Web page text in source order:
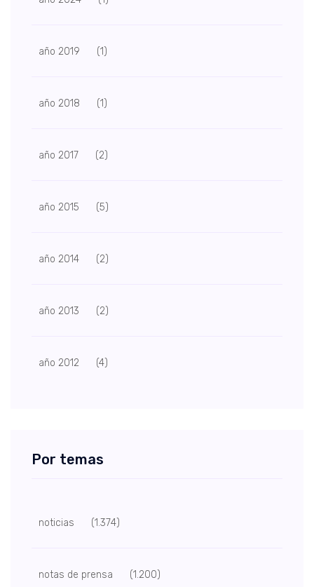
año 2019 (1)
año 2018 (1)
año 2017 (2)
año 2015 (5)
año 2014 (2)
año 2013 (2)
año 2012 (4)
Por temas
noticias (1.374)
notas de prensa (1.200)